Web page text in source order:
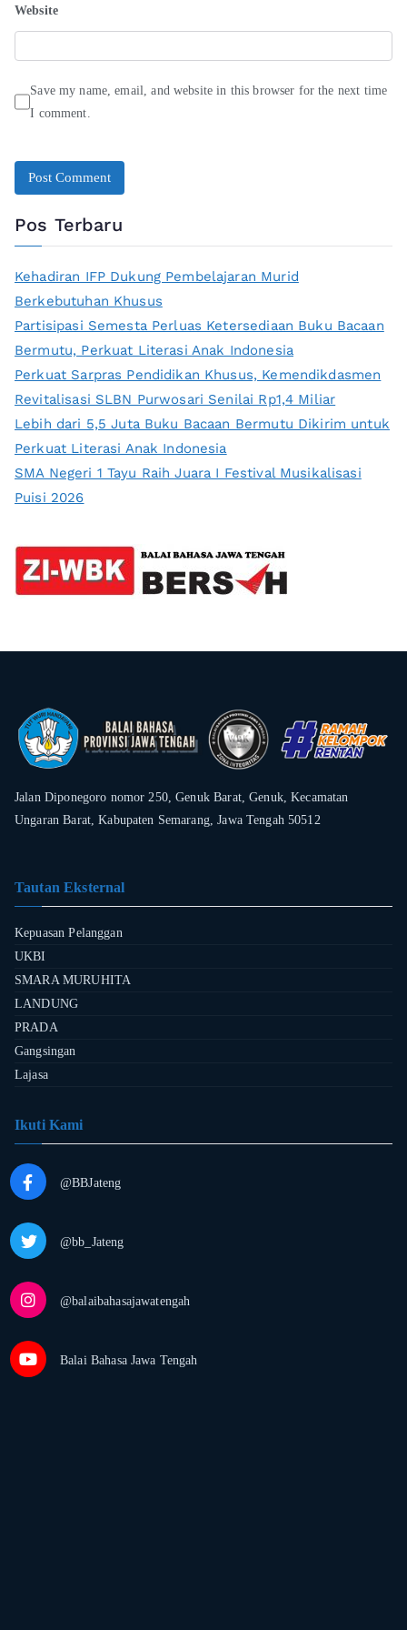
Website
Save my name, email, and website in this browser for the next time
I comment.
Pos Terbaru
Kehadiran IFP Dukung Pembelajaran Murid
Berkebutuhan Khusus
Partisipasi Semesta Perluas Ketersediaan Buku Bacaan
Bermutu, Perkuat Literasi Anak Indonesia
Perkuat Sarpras Pendidikan Khusus, Kemendikdasmen
Revitalisasi SLBN Purwosari Senilai Rp1,4 Miliar
Lebih dari 5,5 Juta Buku Bacaan Bermutu Dikirim untuk
Perkuat Literasi Anak Indonesia
SMA Negeri 1 Tayu Raih Juara I Festival Musikalisasi
Puisi 2026
Jalan Diponegoro nomor 250, Genuk Barat, Genuk, Kecamatan
Ungaran Barat, Kabupaten Semarang, Jawa Tengah 50512
Tautan Eksternal
Kepuasan Pelanggan
UKBI
SMARA MURUHITA
LANDUNG
PRADA
Gangsingan
Lajasa
Ikuti Kami
@BBJateng
@bb_Jateng
@balaibahasajawatengah
Balai Bahasa Jawa Tengah